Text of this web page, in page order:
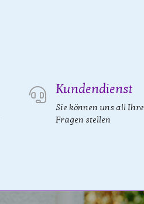
Kundendienst
Sie können uns all Ihre
Fragen stellen